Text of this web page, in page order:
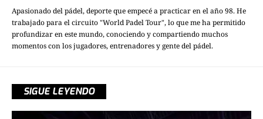
Apasionado del pádel, deporte que empecé a practicar en el año 98. He
trabajado para el circuito "World Padel Tour", lo que me ha permitido
profundizar en este mundo, conociendo y compartiendo muchos
momentos con los jugadores, entrenadores y gente del pádel.
SIGUE LEYENDO